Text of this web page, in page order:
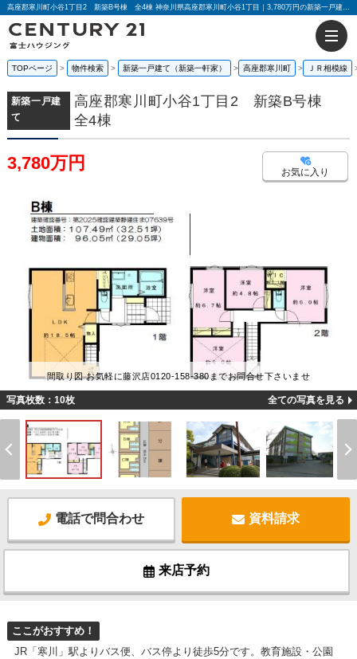
高座郡寒川町小谷1丁目2 新築B号棟 全4棟 神奈川県高座郡寒川町小谷1丁目｜3,780万円の新築一戸建て｜センチュリー21富士ハウジング
TOPページ 物件検索 新築一戸建て（新築一軒家） 高座郡寒川町 ＪＲ相模線
新築一戸建
て
高座郡寒川町小谷1丁目2 新築B号棟
全4棟
3,780万円 お気に入り
間取り図 お気軽に藤沢店0120-158-380までお問合せ下さいませ
写真枚数：10枚 全ての写真を見る
電話で問合わせ 資料請求
来店予約
ここがおすすめ！
JR「寒川」駅よりバス便、バス停より徒歩5分です。教育施設・公園